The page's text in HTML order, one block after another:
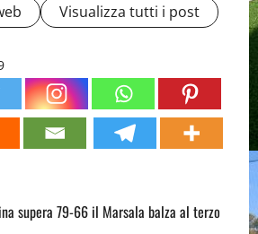
Visualizza tutti i post
supera 79-66 il Marsala balza al terzo